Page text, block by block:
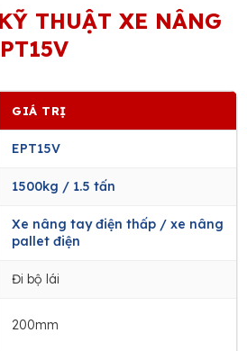
THUẬT XE NÂNG
GIÁ TRỊ
EPT15V
1500kg / 1.5 tấn
Xe nâng tay điện thấp / xe nâng
pallet điện
Đi bộ lái
200mm